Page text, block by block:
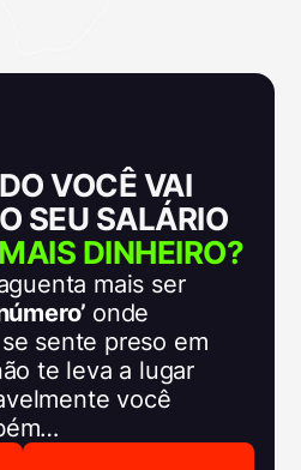
VOCÊ VAI
SEU SALÁRIO
DINHEIRO?
mais ser
onde
sente preso em
te leva a lugar
você